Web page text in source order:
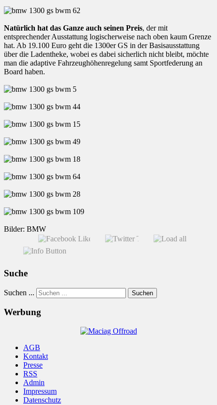
Natürlich hat das Ganze auch seinen Preis, der mit
entsprechender Ausstattung logischerweise nach oben kaum Grenze
hat. Ab 19.100 Euro geht die 1300er GS in der Basisausstattung
über die Ladentheke, wobei es dabei sicherlich nicht bleibt, möchte
man die adaptive Fahrzeughöhenregelung samt Sportfederung an
Board haben.
Bilder: BMW
Suche
Suchen ... Suchen
Werbung
AGB
Kontakt
Presse
RSS
Admin
Impressum
Datenschutz